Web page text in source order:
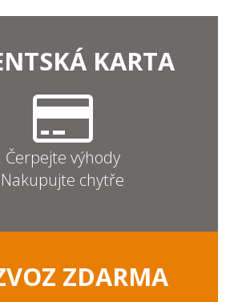
KARTA
Čerpejte výhody
Nakupujte chytře
ZDARMA